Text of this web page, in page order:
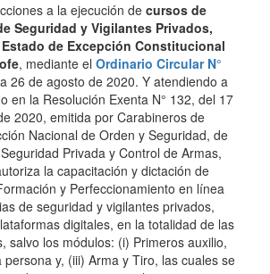
a la ejecución de cursos de
Seguridad y Vigilantes Privados,
de Excepción Constitucional
, mediante el Ordinario Circular N°
26 de agosto de 2020. Y atendiendo a
en la Resolución Exenta N° 132, del 17
2020, emitida por Carabineros de
Nacional de Orden y Seguridad, de
Privada y Control de Armas,
la capacitación y dictación de
y Perfeccionamiento en línea
de seguridad y vigilantes privados,
digitales, en la totalidad de las
salvo los módulos: (i) Primeros auxilio,
persona y, (iii) Arma y Tiro, las cuales se